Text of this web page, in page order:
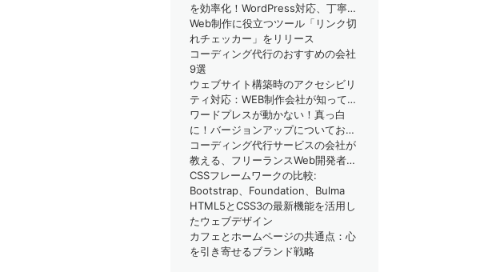
を効率化！WordPress対応、丁寧な
サポートで安心
Web制作に役立つツール「リンク切
れチェッカー」をリリース
コーディング代行のおすすめの会社
9選
ウェブサイト構築時のアクセシビリ
ティ対応：WEB制作会社が知ってお
くべきこと
ワードプレスが動かない！真っ白
に！バージョンアップについてお困
りではありませんか？
コーディング代行サービスの会社が
教える、フリーランスWeb開発者が
知るべきSEO対策のポイント
CSSフレームワークの比較:
Bootstrap、Foundation、Bulma
HTML5とCSS3の最新機能を活用し
たウェブデザイン
カフェとホームページの共通点：心
を引き寄せるブランド戦略